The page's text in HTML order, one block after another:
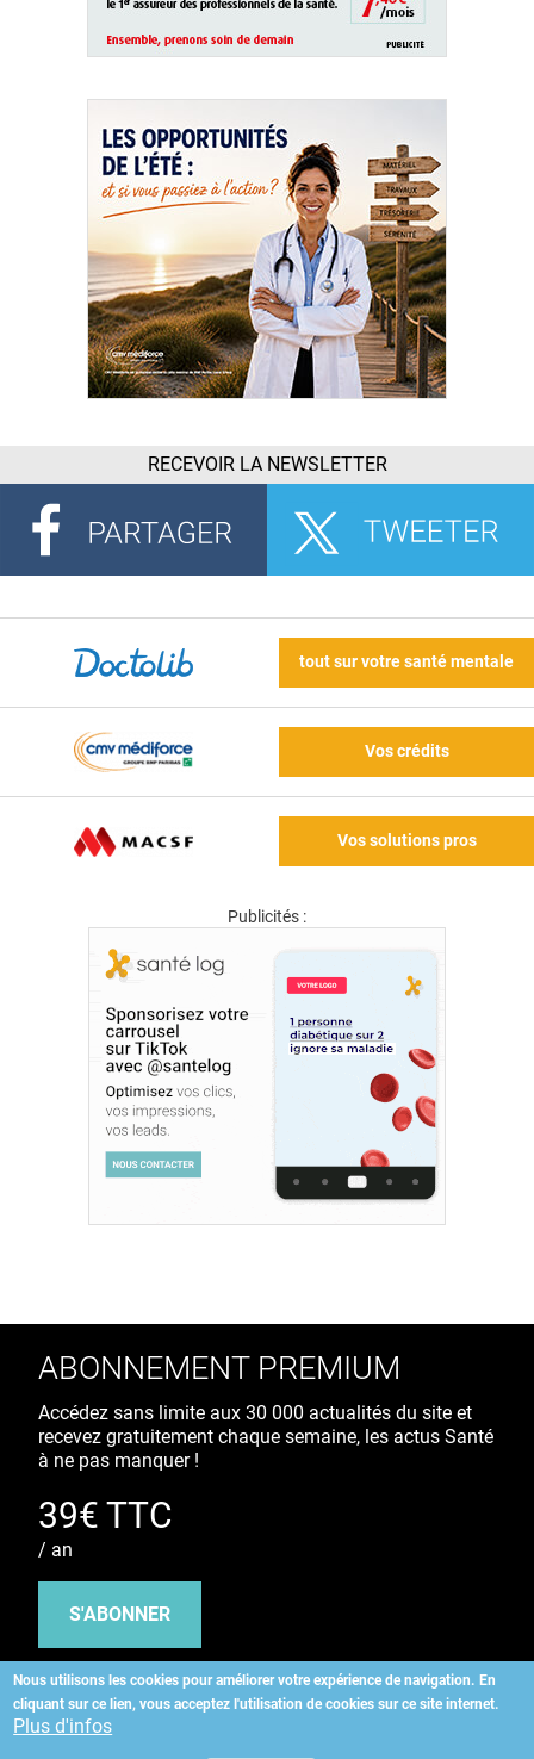
RECEVOIR LA NEWSLETTER
tout sur votre santé mentale
Vos crédits
Vos solutions pros
Publicités :
Nous utilisons les cookies pour améliorer votre expérience de navigation. En
cliquant sur ce lien, vous acceptez l'utilisation de cookies sur ce site internet.
Plus d'infos
ABONNEMENT PREMIUM
Accédez sans limite aux 30 000 actualités du site et
recevez gratuitement chaque semaine, les actus Santé
à ne pas manquer !
39€ TTC
/ an
S'ABONNER
Copyright©2026 ALLIEDHEALTH